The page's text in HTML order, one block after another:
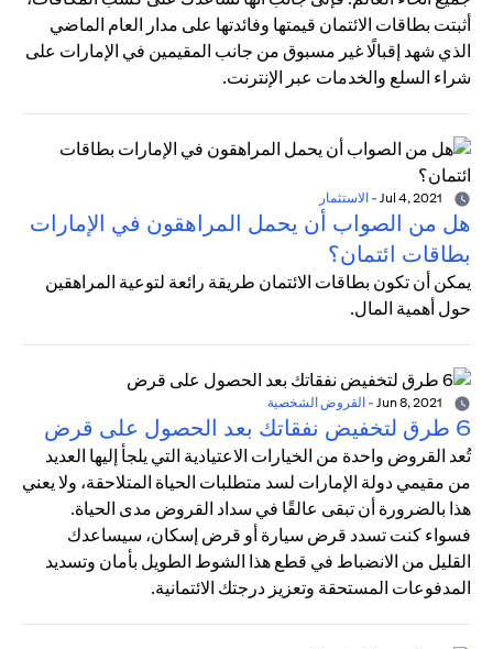
أثبتت بطاقات الائتمان قيمتها وفائدتها على مدار العام الماضي
الذي شهد إقبالًا غير مسبوق من جانب المقيمين في الإمارات على
شراء السلع والخدمات عبر الإنترنت.
- الاستثمار
هل من الصواب أن يحمل المراهقون في الإمارات
بطاقات ائتمان؟
يمكن أن تكون بطاقات الائتمان طريقة رائعة لتوعية المراهقين
حول أهمية المال.
- القروض الشخصية
6 طرق لتخفيض نفقاتك بعد الحصول على قرض
تُعد القروض واحدة من الخيارات الاعتيادية التي يلجأ إليها العديد
من مقيمي دولة الإمارات لسد متطلبات الحياة المتلاحقة، ولا يعني
هذا بالضرورة أن تبقى عالقًا في سداد القروض مدى الحياة.
فسواء كنت تسدد قرض سيارة أو قرض إسكان، سيساعدك
القليل من الانضباط في قطع هذا الشوط الطويل بأمان وتسديد
المدفوعات المستحقة وتعزيز درجتك الائتمانية.